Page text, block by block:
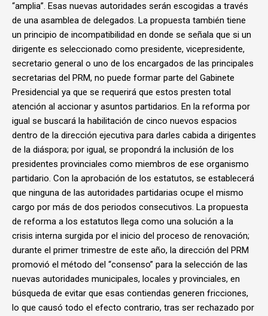
“amplia”. Esas nuevas autoridades serán escogidas a través
de una asamblea de delegados. La propuesta también tiene
un principio de incompatibilidad en donde se señala que si un
dirigente es seleccionado como presidente, vicepresidente,
secretario general o uno de los encargados de las principales
secretarias del PRM, no puede formar parte del Gabinete
Presidencial ya que se requerirá que estos presten total
atención al accionar y asuntos partidarios. En la reforma por
igual se buscará la habilitación de cinco nuevos espacios
dentro de la dirección ejecutiva para darles cabida a dirigentes
de la diáspora; por igual, se propondrá la inclusión de los
presidentes provinciales como miembros de ese organismo
partidario. Con la aprobación de los estatutos, se establecerá
que ninguna de las autoridades partidarias ocupe el mismo
cargo por más de dos periodos consecutivos. La propuesta
de reforma a los estatutos llega como una solución a la
crisis interna surgida por el inicio del proceso de renovación;
durante el primer trimestre de este año, la dirección del PRM
promovió el método del “consenso” para la selección de las
nuevas autoridades municipales, locales y provinciales, en
búsqueda de evitar que esas contiendas generen fricciones,
lo que causó todo el efecto contrario, tras ser rechazado por